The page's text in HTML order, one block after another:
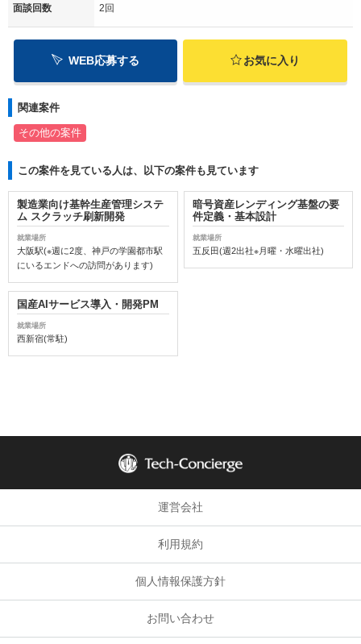
面談回数 2回
WEB応募する お気に入り
関連案件
その他の案件
この案件を見ている人は、以下の案件も見ています
製造業向け基幹生産管理システ
ム スクラッチ刷新開発
就業場所
大阪駅(※週に2度、神戸の学園都市駅
にいるエンドへの訪問があります)
暗号資産レンディング基盤の要
件定義・基本設計
就業場所
五反田(週2出社※月曜・水曜出社)
国産AIサービス導入・開発PM
就業場所
西新宿(常駐)
運営会社
利用規約
個人情報保護方針
お問い合わせ